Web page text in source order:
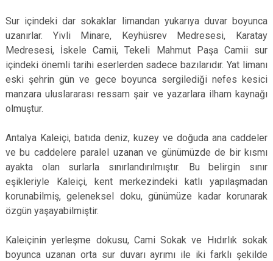
Sur içindeki dar sokaklar limandan yukarıya duvar boyunca
uzanırlar. Yivli Minare, Keyhüsrev Medresesi, Karatay
Medresesi, İskele Camii, Tekeli Mahmut Paşa Camii sur
içindeki önemli tarihi eserlerden sadece bazılarıdır. Yat limanı
eski şehrin gün ve gece boyunca sergilediği nefes kesici
manzara uluslararası ressam şair ve yazarlara ilham kaynağı
olmuştur.
Antalya Kaleiçi, batıda deniz, kuzey ve doğuda ana caddeler
ve bu caddelere paralel uzanan ve günümüzde de bir kısmı
ayakta olan surlarla sınırlandırılmıştır. Bu belirgin sınır
eşikleriyle Kaleiçi, kent merkezindeki katlı yapılaşmadan
korunabilmiş, geleneksel doku, günümüze kadar korunarak
özgün yaşayabilmiştir.
Kaleiçinin yerleşme dokusu, Cami Sokak ve Hıdırlık sokak
boyunca uzanan orta sur duvarı ayrımı ile iki farklı şekilde